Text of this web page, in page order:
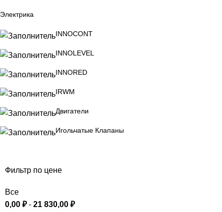
Электрика
INNOCONT
INNOLEVEL
INNORED
IRWM
Двигатели
Игольчатые Клапаны
Фильтр по цене
Все
0,00 ₽- 21 830,00 ₽